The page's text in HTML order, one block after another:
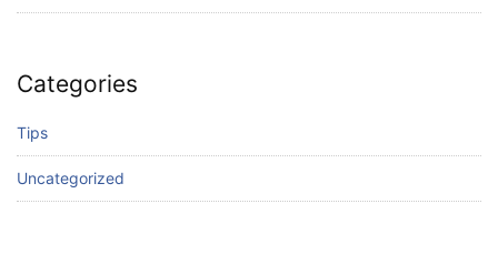
Categories
Tips
Uncategorized